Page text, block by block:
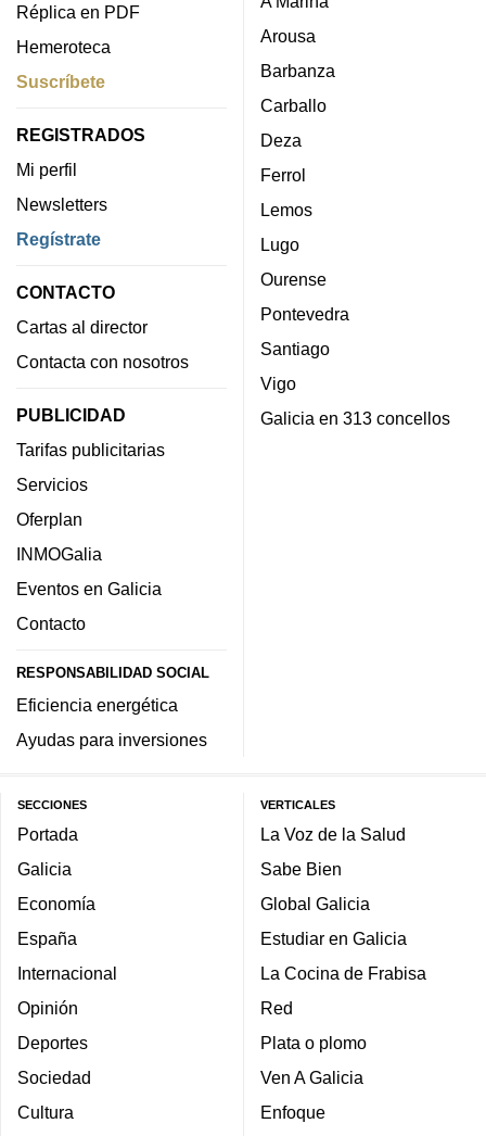
Réplica en PDF
Hemeroteca
Suscríbete
REGISTRADOS
Mi perfil
Newsletters
Regístrate
CONTACTO
Cartas al director
Contacta con nosotros
PUBLICIDAD
Tarifas publicitarias
Servicios
Oferplan
INMOGalia
Eventos en Galicia
Contacto
RESPONSABILIDAD SOCIAL
Eficiencia energética
Ayudas para inversiones
Arousa
Barbanza
Carballo
Deza
Ferrol
Lemos
Lugo
Ourense
Pontevedra
Santiago
Vigo
Galicia en 313 concellos
SECCIONES
Portada
Galicia
Economía
España
Internacional
Opinión
Deportes
Sociedad
Cultura
VERTICALES
La Voz de la Salud
Sabe Bien
Global Galicia
Estudiar en Galicia
La Cocina de Frabisa
Red
Plata o plomo
Ven A Galicia
Enfoque